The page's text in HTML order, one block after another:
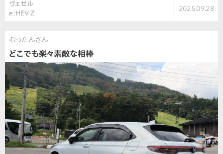
ヴェゼル
e:HEV Z
2025.09.28
むったんさん
どこでも楽々素敵な相棒